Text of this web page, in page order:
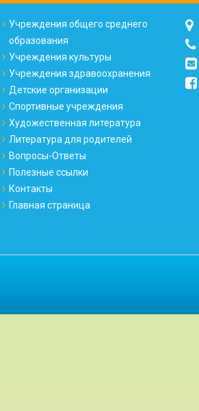
Учреждения общего среднего
образования
Учреждения культуры
Учреждения здравоохранения
Детские организации
Спортивные учреждения
Художественная литература
Литература для родителей
Вопросы-Ответы
Полезные ссылки
Контакты
Главная страница